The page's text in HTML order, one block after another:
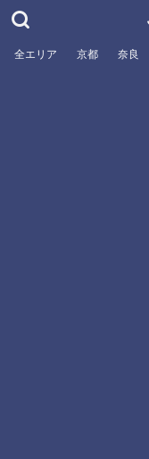
全エリア 京都 奈良